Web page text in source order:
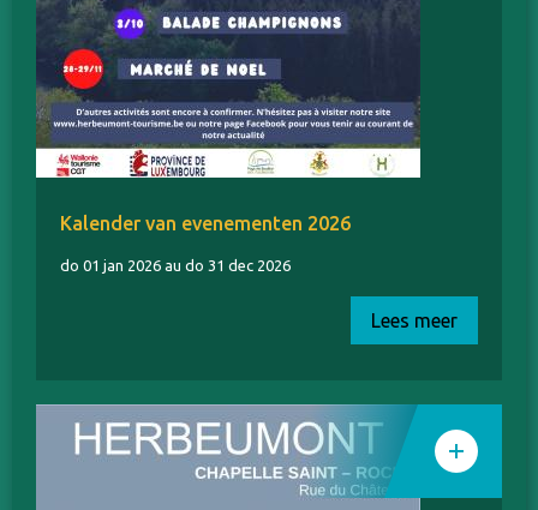
Kalender van evenementen 2026
do 01 jan 2026 au do 31 dec 2026
Lees meer